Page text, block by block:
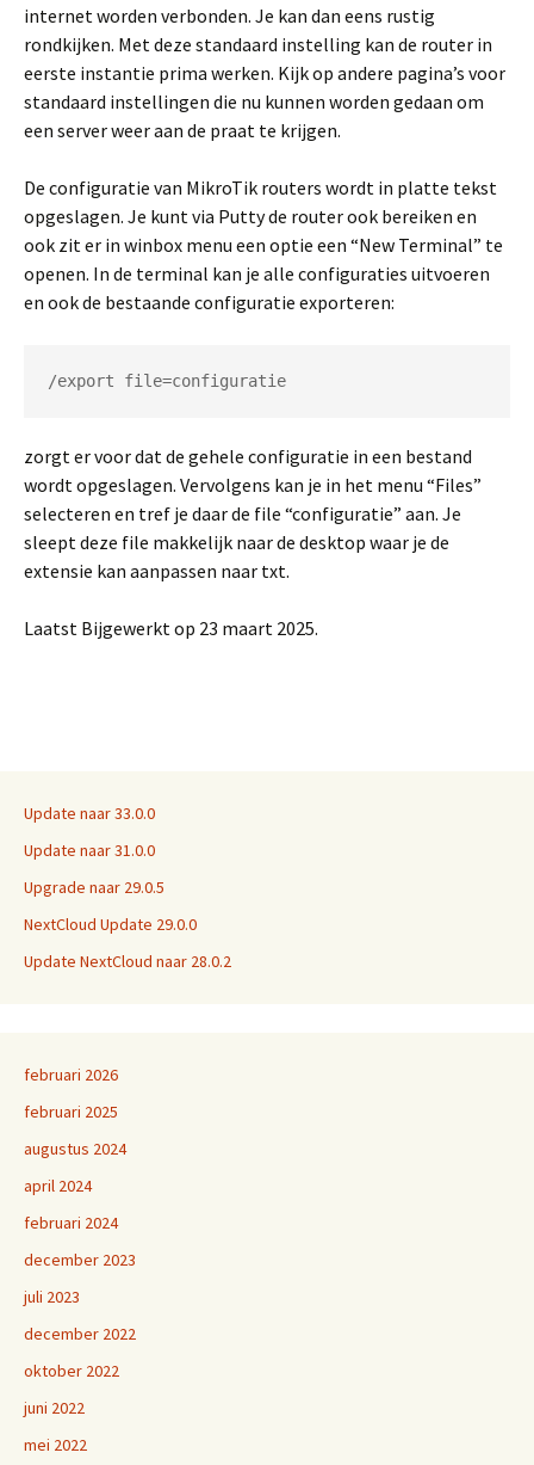
internet worden verbonden. Je kan dan eens rustig
rondkijken. Met deze standaard instelling kan de router in
eerste instantie prima werken. Kijk op andere pagina’s voor
standaard instellingen die nu kunnen worden gedaan om
een server weer aan de praat te krijgen.
De configuratie van MikroTik routers wordt in platte tekst
opgeslagen. Je kunt via Putty de router ook bereiken en
ook zit er in winbox menu een optie een “New Terminal” te
openen. In de terminal kan je alle configuraties uitvoeren
en ook de bestaande configuratie exporteren:
/export file=configuratie
zorgt er voor dat de gehele configuratie in een bestand
wordt opgeslagen. Vervolgens kan je in het menu “Files”
selecteren en tref je daar de file “configuratie” aan. Je
sleept deze file makkelijk naar de desktop waar je de
extensie kan aanpassen naar txt.
Laatst Bijgewerkt op 23 maart 2025.
Update naar 33.0.0
Update naar 31.0.0
Upgrade naar 29.0.5
NextCloud Update 29.0.0
Update NextCloud naar 28.0.2
februari 2026
februari 2025
augustus 2024
april 2024
februari 2024
december 2023
juli 2023
december 2022
oktober 2022
juni 2022
mei 2022